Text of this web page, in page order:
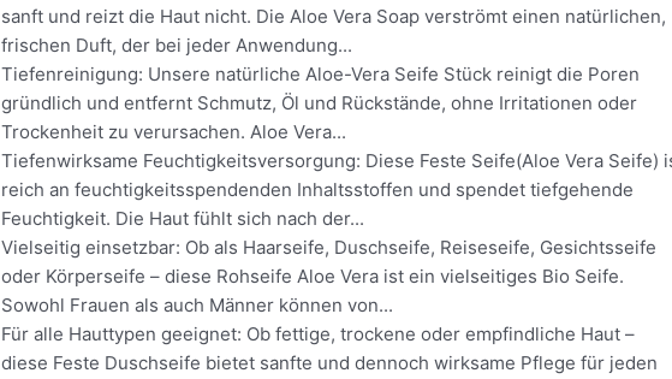
sanft und reizt die Haut nicht. Die Aloe Vera Soap verströmt einen natürlichen,
frischen Duft, der bei jeder Anwendung...
Tiefenreinigung: Unsere natürliche Aloe-Vera Seife Stück reinigt die Poren
gründlich und entfernt Schmutz, Öl und Rückstände, ohne Irritationen oder
Trockenheit zu verursachen. Aloe Vera...
Tiefenwirksame Feuchtigkeitsversorgung: Diese Feste Seife(Aloe Vera Seife)
reich an feuchtigkeitsspendenden Inhaltsstoffen und spendet tiefgehende
Feuchtigkeit. Die Haut fühlt sich nach der...
Vielseitig einsetzbar: Ob als Haarseife, Duschseife, Reiseseife, Gesichtsseife
oder Körperseife – diese Rohseife Aloe Vera ist ein vielseitiges Bio Seife.
Sowohl Frauen als auch Männer können von...
Für alle Hauttypen geeignet: Ob fettige, trockene oder empfindliche Haut –
diese Feste Duschseife bietet sanfte und dennoch wirksame Pflege für jeden